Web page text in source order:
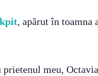
, apărut în toamna
meu,